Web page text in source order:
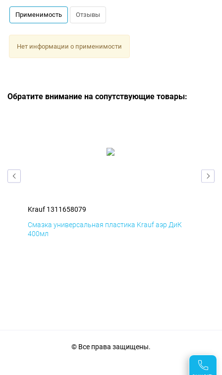
Применимость Отзывы
Нет информации о применимости
Обратите внимание на сопутствующие товары:
Krauf 1311658079
Смазка универсальная пластика Krauf аэр ДиК
400мл
© Все права защищены.